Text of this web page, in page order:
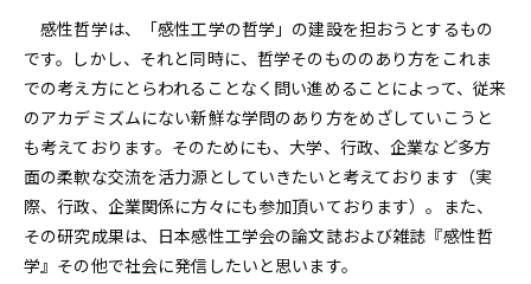
感性哲学は、「感性工学の哲学」の建設を担おうとするもの
です。しかし、それと同時に、哲学そのもののあり方をこれま
での考え方にとらわれることなく問い進めることによって、従来
のアカデミズムにない新鮮な学問のあり方をめざしていこうと
も考えております。そのためにも、大学、行政、企業など多方
面の柔軟な交流を活力源としていきたいと考えております（実
際、行政、企業関係に方々にも参加頂いております）。また、
その研究成果は、日本感性工学会の論文誌および雑誌『感性哲
学』その他で社会に発信したいと思います。